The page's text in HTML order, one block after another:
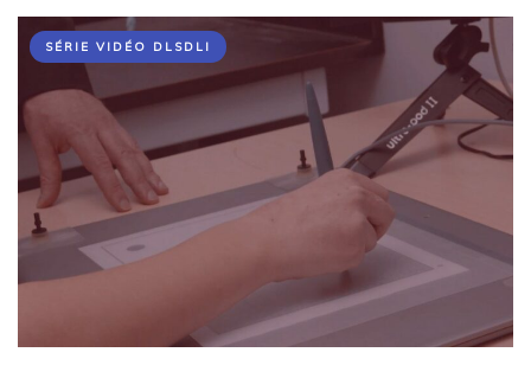
SÉRIE VIDÉO DLSDLI